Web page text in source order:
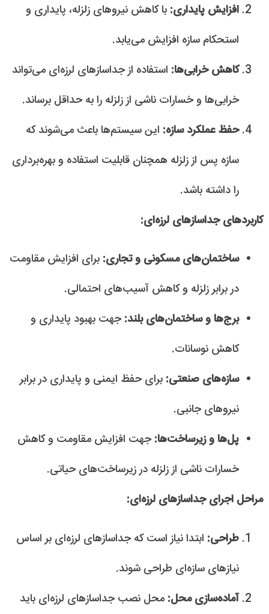
افزایش پایداری: با کاهش نیروهای زلزله، پایداری و
استحکام سازه افزایش می‌یابد.
کاهش خرابی‌ها: استفاده از جداسازهای لرزه‌ای می‌تواند
خرابی‌ها و خسارات ناشی از زلزله را به حداقل برساند.
حفظ عملکرد سازه: این سیستم‌ها باعث می‌شوند که
سازه پس از زلزله همچنان قابلیت استفاده و بهره‌برداری
را داشته باشد.
کاربردهای جداسازهای لرزه‌ای:
ساختمان‌های مسکونی و تجاری: برای افزایش مقاومت
در برابر زلزله و کاهش آسیب‌های احتمالی.
برج‌ها و ساختمان‌های بلند: جهت بهبود پایداری و
کاهش نوسانات.
سازه‌های صنعتی: برای حفظ ایمنی و پایداری در برابر
نیروهای جانبی.
پل‌ها و زیرساخت‌ها: جهت افزایش مقاومت و کاهش
خسارات ناشی از زلزله در زیرساخت‌های حیاتی.
مراحل اجرای جداسازهای لرزه‌ای:
طراحی: ابتدا نیاز است که جداسازهای لرزه‌ای بر اساس
نیازهای سازه‌ای طراحی شوند.
آماده‌سازی محل: محل نصب جداسازهای لرزه‌ای باید